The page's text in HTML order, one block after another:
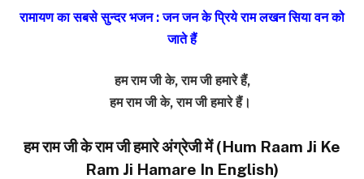
रामायण का सबसे सुन्दर भजन : जन जन के प्रिये राम लखन सिया वन को
जाते हैं
हम राम जी के, राम जी हमारे हैं,
हम राम जी के, राम जी हमारे हैं।
हम राम जी के राम जी हमारे अंग्रेजी में (Hum Raam Ji Ke
Ram Ji Hamare In English)